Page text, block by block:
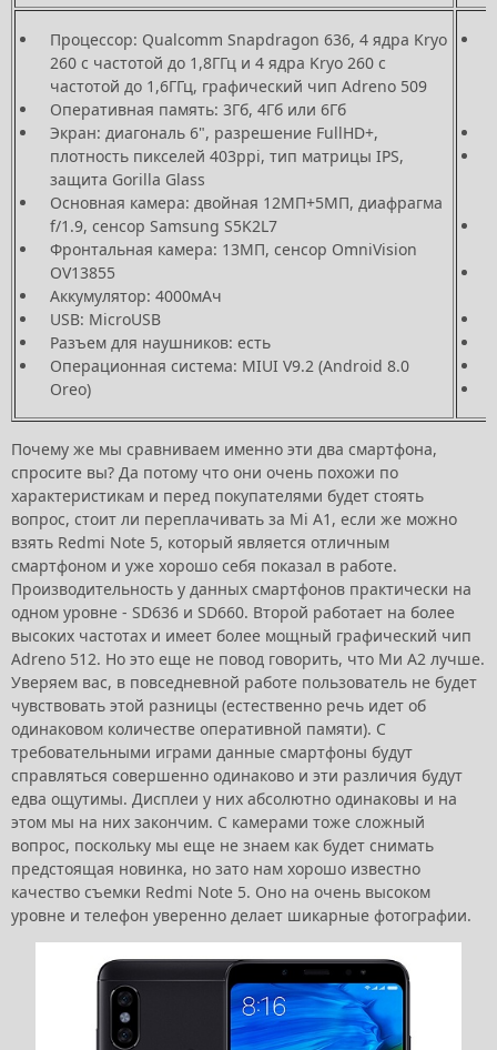
Процессор: Qualcomm Snapdragon 636, 4 ядра Kryo
260 с частотой до 1,8ГГц и 4 ядра Kryo 260 с
частотой до 1,6ГГц, графический чип Adreno 509
Оперативная память: 3Гб, 4Гб или 6Гб
Экран: диагональ 6", разрешение FullHD+,
плотность пикселей 403ppi, тип матрицы IPS,
защита Gorilla Glass
Основная камера: двойная 12МП+5МП, диафрагма
f/1.9, сенсор Samsung S5K2L7
Фронтальная камера: 13МП, сенсор OmniVision
OV13855
Аккумулятор: 4000мАч
USB: MicroUSB
Разъем для наушников: есть
Операционная система: MIUI V9.2 (Android 8.0
Oreo)
Почему же мы сравниваем именно эти два смартфона,
спросите вы? Да потому что они очень похожи по
характеристикам и перед покупателями будет стоять
вопрос, стоит ли переплачивать за Mi A1, если же можно
взять Redmi Note 5, который является отличным
смартфоном и уже хорошо себя показал в работе.
Производительность у данных смартфонов практически на
одном уровне - SD636 и SD660. Второй работает на более
высоких частотах и имеет более мощный графический чип
Adreno 512. Но это еще не повод говорить, что Ми А2 лучше.
Уверяем вас, в повседневной работе пользователь не будет
чувствовать этой разницы (естественно речь идет об
одинаковом количестве оперативной памяти). С
требовательными играми данные смартфоны будут
справляться совершенно одинаково и эти различия будут
едва ощутимы. Дисплеи у них абсолютно одинаковы и на
этом мы на них закончим. С камерами тоже сложный
вопрос, поскольку мы еще не знаем как будет снимать
предстоящая новинка, но зато нам хорошо известно
качество съемки Redmi Note 5. Оно на очень высоком
уровне и телефон уверенно делает шикарные фотографии.